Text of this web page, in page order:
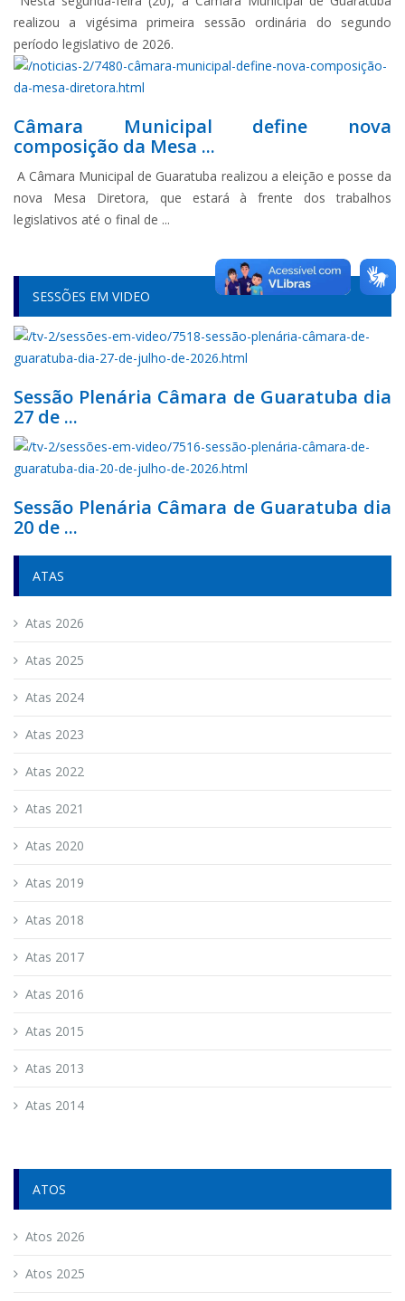
realizou a vigésima primeira sessão ordinária do segundo
período legislativo de 2026.
Câmara Municipal define nova
composição da Mesa ...
A Câmara Municipal de Guaratuba realizou a eleição e posse da
nova Mesa Diretora, que estará à frente dos trabalhos
legislativos até o final de ...
SESSÕES EM VIDEO
Sessão Plenária Câmara de Guaratuba dia
27 de ...
Sessão Plenária Câmara de Guaratuba dia
20 de ...
ATAS
Atas 2026
Atas 2025
Atas 2024
Atas 2023
Atas 2022
Atas 2021
Atas 2020
Atas 2019
Atas 2018
Atas 2017
Atas 2016
Atas 2015
Atas 2013
Atas 2014
ATOS
Atos 2026
Atos 2025